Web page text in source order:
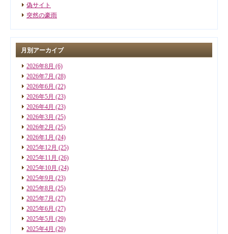
偽サイト
突然の豪雨
月別アーカイブ
2026年8月 (6)
2026年7月 (28)
2026年6月 (22)
2026年5月 (23)
2026年4月 (23)
2026年3月 (25)
2026年2月 (25)
2026年1月 (24)
2025年12月 (25)
2025年11月 (26)
2025年10月 (24)
2025年9月 (23)
2025年8月 (25)
2025年7月 (27)
2025年6月 (27)
2025年5月 (29)
2025年4月 (29)